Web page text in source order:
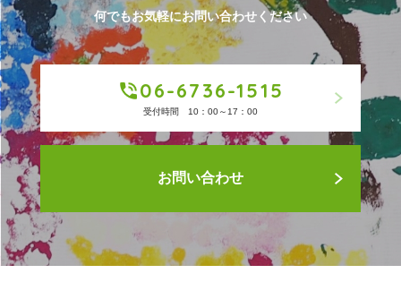
何でもお気軽にお問い合わせください
06-6736-1515
受付時間 10：00～17：00
お問い合わせ